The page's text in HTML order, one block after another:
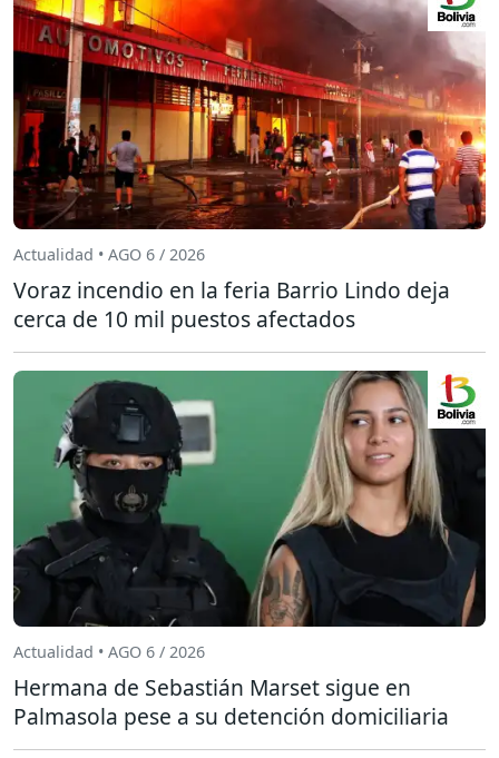
Actualidad • AGO 6 / 2026
Voraz incendio en la feria Barrio Lindo deja
cerca de 10 mil puestos afectados
Actualidad • AGO 6 / 2026
Hermana de Sebastián Marset sigue en
Palmasola pese a su detención domiciliaria